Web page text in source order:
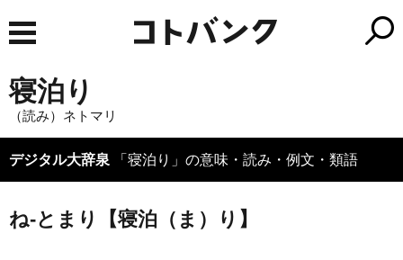
寝泊り
（読み）ネトマリ
デジタル大辞泉 「寝泊り」の意味・読み・例文・類語
ね‐とまり【寝泊（ま）り】